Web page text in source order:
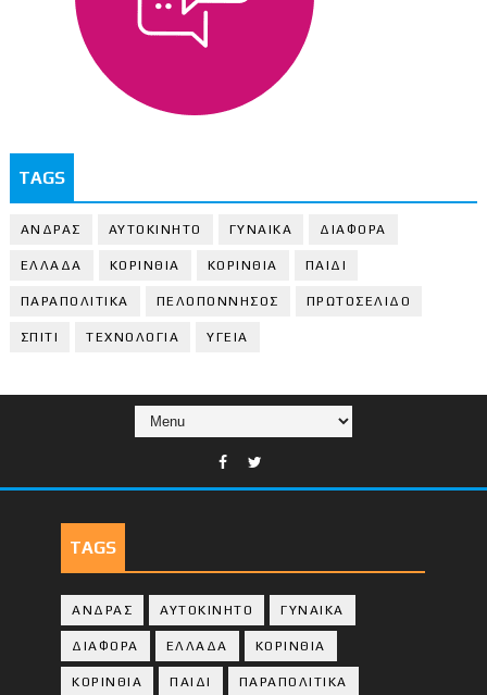
TAGS
ΑΝΔΡΑΣ ΑΥΤΟΚΙΝΗΤΟ ΓΥΝΑΙΚΑ ΔΙΑΦΟΡΑ
ΕΛΛΑΔΑ ΚΟΡΙΝΘΙΑ ΚΟΡΙΝΘΙA ΠΑΙΔΙ
ΠΑΡΑΠΟΛΙΤΙΚΑ ΠΕΛΟΠΟΝΝΗΣΟΣ ΠΡΩΤΟΣΕΛΙΔΟ
ΣΠΙΤΙ ΤΕΧΝΟΛΟΓΙΑ ΥΓΕΙΑ
TAGS
ΑΝΔΡΑΣ ΑΥΤΟΚΙΝΗΤΟ ΓΥΝΑΙΚΑ
ΔΙΑΦΟΡΑ ΕΛΛΑΔΑ ΚΟΡΙΝΘΙΑ
ΚΟΡΙΝΘΙA ΠΑΙΔΙ ΠΑΡΑΠΟΛΙΤΙΚΑ